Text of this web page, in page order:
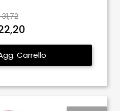
Carrello